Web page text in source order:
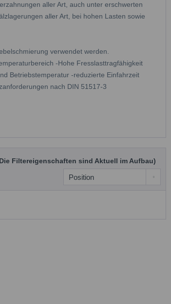
aller Art, auch unter erschwerten
aller Art, bei hohen Lasten sowie
verwendet werden.
-Hohe Fresslasttragfähigkeit
Betriebstemperatur -reduzierte Einfahrzeit
nach DIN 51517-3
Filtereigenschaften sind Aktuell im Aufbau)